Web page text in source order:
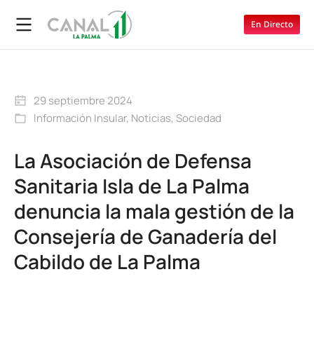
En Directo
29 septiembre 2024
Información Insular, Noticias, Sociedad
La Asociación de Defensa
Sanitaria Isla de La Palma
denuncia la mala gestión de la
Consejería de Ganadería del
Cabildo de La Palma